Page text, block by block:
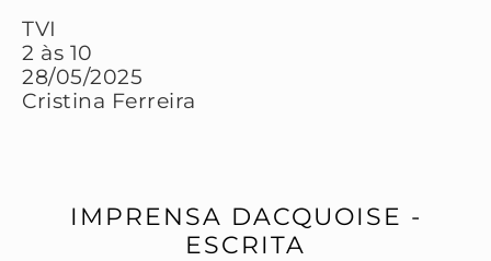
TVI
2 às 10
28/05/2025
Cristina Ferreira
IMPRENSA DACQUOISE -
ESCRITA